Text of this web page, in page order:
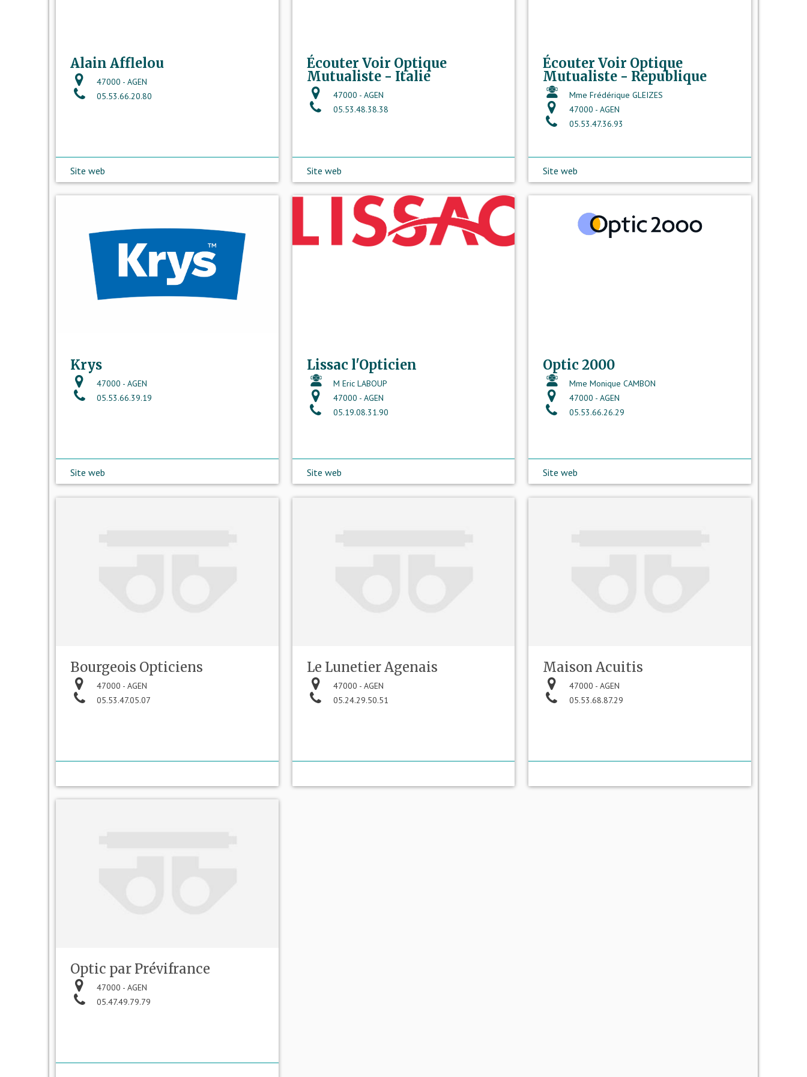
Alain Afflelou
47000 - AGEN
05.53.66.20.80
Site web
Écouter Voir Optique
Mutualiste - Italie
47000 - AGEN
05.53.48.38.38
Site web
Écouter Voir Optique
Mutualiste - Republique
Mme Frédérique GLEIZES
47000 - AGEN
05.53.47.36.93
Site web
Krys
47000 - AGEN
05.53.66.39.19
Site web
Lissac l'Opticien
M Eric LABOUP
47000 - AGEN
05.19.08.31.90
Site web
Optic 2000
Mme Monique CAMBON
47000 - AGEN
05.53.66.26.29
Site web
Bourgeois Opticiens
47000 - AGEN
05.53.47.05.07
Le Lunetier Agenais
47000 - AGEN
05.24.29.50.51
Maison Acuitis
47000 - AGEN
05.53.68.87.29
Optic par Prévifrance
47000 - AGEN
05.47.49.79.79